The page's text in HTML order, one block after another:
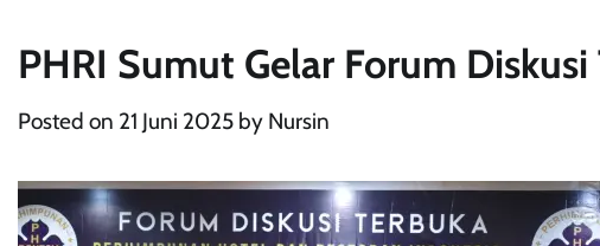
PHRI Sumut Gelar Forum Diskusi
Posted on 21 Juni 2025 by Nursin